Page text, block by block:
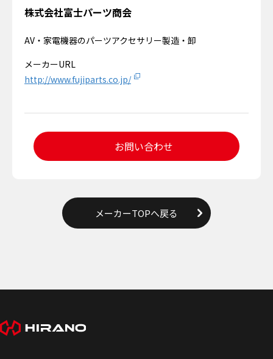
株式会社富士パーツ商会
AV・家電機器のパーツアクセサリー製造・卸
メーカーURL
http://www.fujiparts.co.jp/
お問い合わせ
メーカーTOPへ戻る